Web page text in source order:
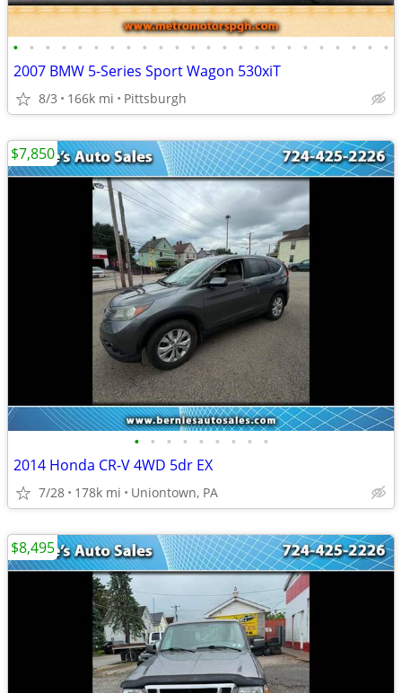
• • • • • • • • • • • • • • • • • • • • • • • •
2007 BMW 5-Series Sport Wagon 530xiT
8/3 166k mi Pittsburgh
• • • • • • • • •
2014 Honda CR-V 4WD 5dr EX
7/28 178k mi Uniontown, PA
$7,850
$8,495